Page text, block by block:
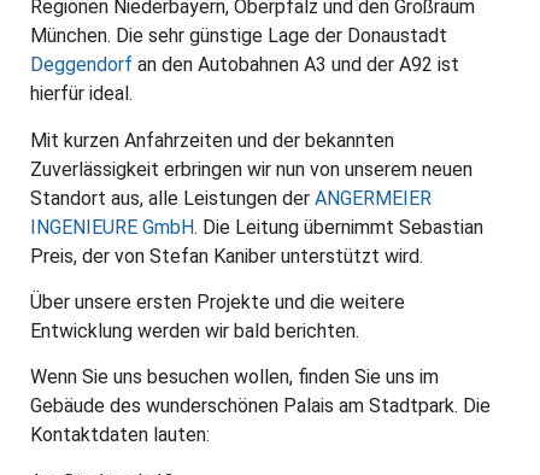
Regionen Niederbayern, Oberpfalz und den Großraum
München. Die sehr günstige Lage der Donaustadt
Deggendorf an den Autobahnen A3 und der A92 ist
hierfür ideal.
Mit kurzen Anfahrzeiten und der bekannten
Zuverlässigkeit erbringen wir nun von unserem neuen
Standort aus, alle Leistungen der ANGERMEIER
INGENIEURE GmbH. Die Leitung übernimmt Sebastian
Preis, der von Stefan Kaniber unterstützt wird.
Über unsere ersten Projekte und die weitere
Entwicklung werden wir bald berichten.
Wenn Sie uns besuchen wollen, finden Sie uns im
Gebäude des wunderschönen Palais am Stadtpark. Die
Kontaktdaten lauten: